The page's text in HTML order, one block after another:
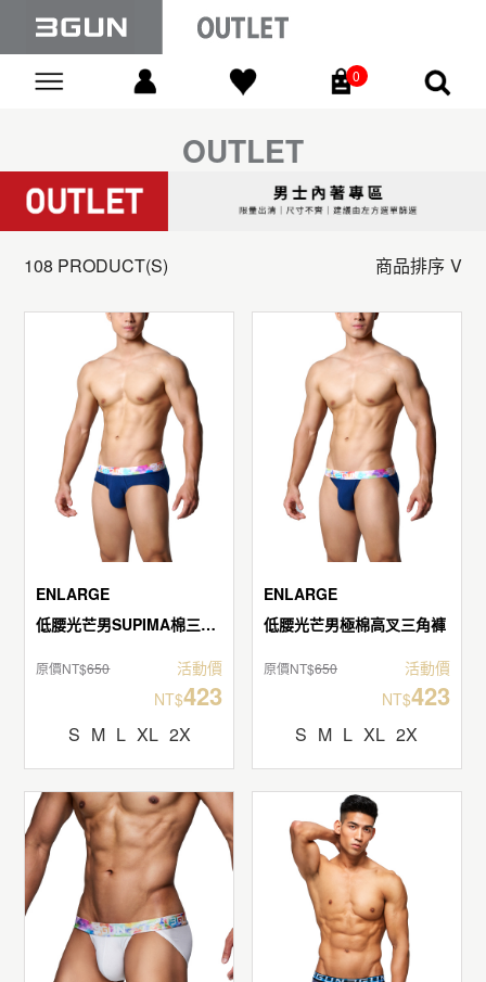
0
OUTLET
108 PRODUCT(S) 商品排序
ENLARGE
低腰光芒男SUPIMA棉三角褲
原價NT$650
活動價
NT$423
S M L XL 2X
ENLARGE
低腰光芒男極棉高叉三角褲
原價NT$650
活動價
NT$423
S M L XL 2X